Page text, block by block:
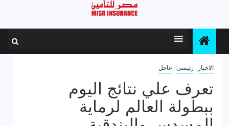
الاخبار رئيسى عاجل
تعرف علي نتائج اليوم
ببطولة العالم لرماية